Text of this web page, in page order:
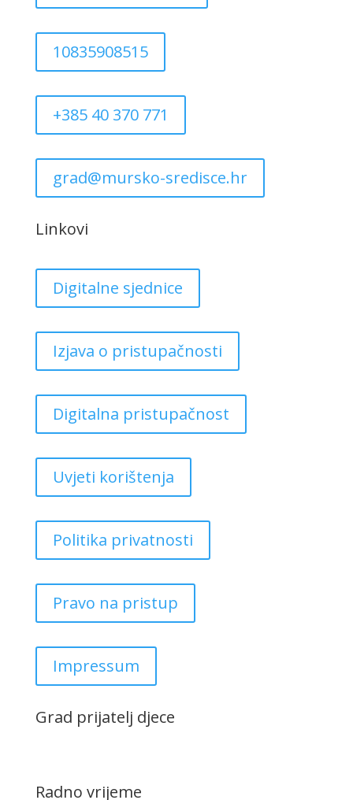
10835908515
+385 40 370 771
grad@mursko-sredisce.hr
Linkovi
Digitalne sjednice
Izjava o pristupačnosti
Digitalna pristupačnost
Uvjeti korištenja
Politika privatnosti
Pravo na pristup
Impressum
Grad prijatelj djece
Radno vrijeme